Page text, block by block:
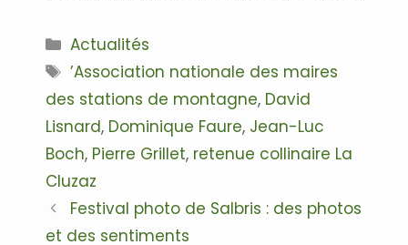
Catégories
Actualités
Étiquettes
’Association nationale des maires
des stations de montagne, David
Lisnard, Dominique Faure, Jean-Luc
Boch, Pierre Grillet, retenue collinaire La
Cluzaz
Navigation
des
Festival photo de Salbris : des photos
et des sentiments